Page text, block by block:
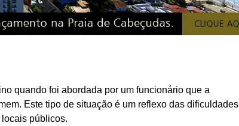
quando foi abordada por um funcionário que a
Este tipo de situação é um reflexo das dificuldades
públicos.